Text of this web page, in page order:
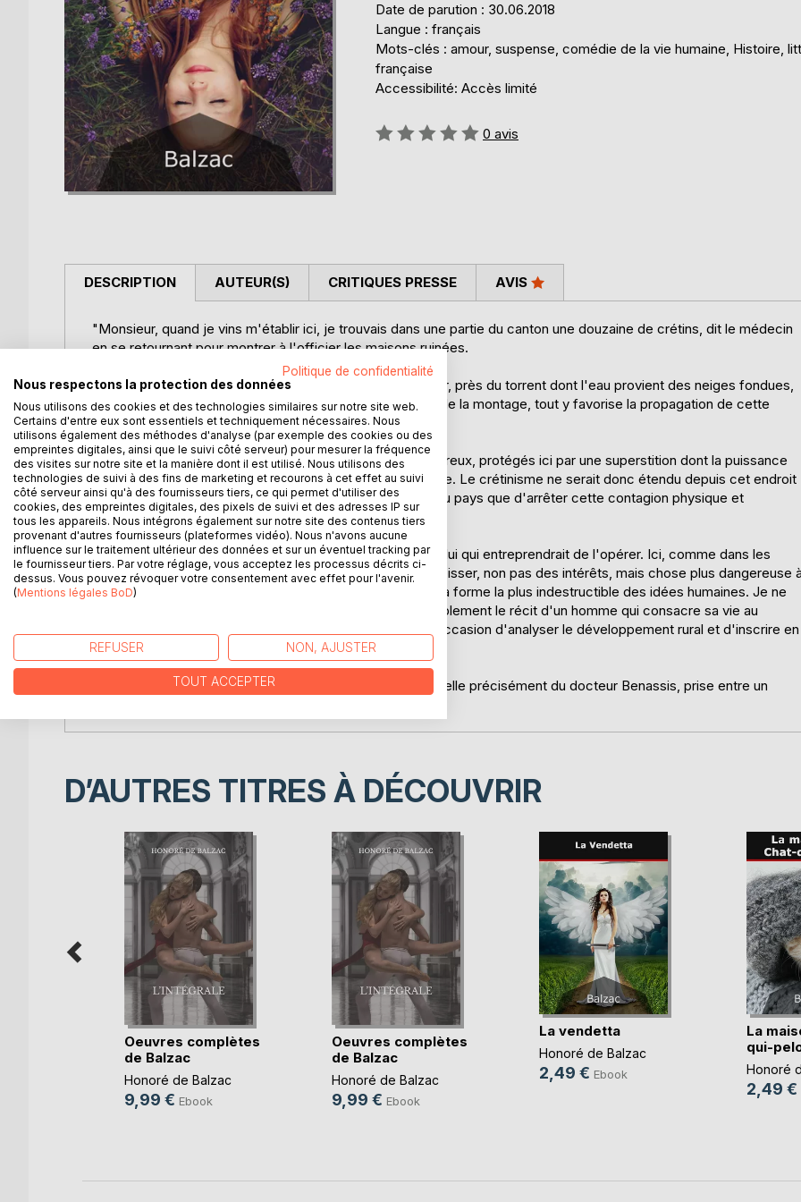
Date de parution : 30.06.2018
Langue : français
Mots-clés : amour, suspense, comédie de la vie humaine, Histoire,
française
Accessibilité: Accès limité
Évaluation:
0 avis
DESCRIPTION
"Monsieur, quand je vins m'établir ici, je trouvais dans une partie du canton une douzaine de crétins, dit le médecin
en se retournant pour montrer à l'officier les maisons ruinées.
La situation de ce hameau dans un fond sans courant d'air, près du torrent dont l'eau provient des neiges fondues,
privé des bienfaits du soleil, qui n'éclaire que le sommet de la montage, tout y favorise la propagation de cette
affreuse maladie.
Les lois ne défendent pas l'accouplement de ces malheureux, protégés ici par une superstition dont la puissance
m'était inconnue, que j'ai d'abord condamné, puis admirée. Le crétinisme ne serait donc étendu depuis cet endroit
jusqu'à la vallée. N'était ce pas rendre un grand service au pays que d'arrêter cette contagion physique et
intellectuelle ?
Malgré son urgence, ce bienfait pouvait coûter la vie à celui qui entreprendrait de l'opérer. Ici, comme dans les
autres sphères sociales, pour accomplir le bien il fallait froisser, non pas des intérêts, mais chose plus dangereuse
manier, des idées religieuses converties en superstition, la forme la plus indestructible des idées humaines. Je ne
m'effrayai de rien." Mais ce roman de 1833 n'est pas simplement le récit d'un homme qui consacre sa vie au
bonheur d'un village, un rénovateur qui donne à Balzac l'occasion d'analyser le développement rural et d'inscrire en
son livre une certaine utopie.
Le Médecin de campagne est aussi une histoire privée, celle précisément du docteur Benassis, prise entre un
AUTEUR(S) CRITIQUES PRESSE AVIS
D’AUTRES TITRES À DÉCOUVRIR
Oeuvres complètes
de Balzac
Honoré de Balzac
9,99 € Ebook
Oeuvres complètes
de Balzac
Honoré de Balzac
9,99 € Ebook
La vendetta
Honoré de Balzac
2,49 € Ebook
La
qui-
Honoré
2,49 €
Politique de confidentialité
Nous respectons la protection des données
Nous utilisons des cookies et des technologies similaires sur notre site web.
Certains d'entre eux sont essentiels et techniquement nécessaires. Nous
utilisons également des méthodes d'analyse (par exemple des cookies ou des
empreintes digitales, ainsi que le suivi côté serveur) pour mesurer la fréquence
des visites sur notre site et la manière dont il est utilisé. Nous utilisons des
technologies de suivi à des fins de marketing et recourons à cet effet au suivi
côté serveur ainsi qu'à des fournisseurs tiers, ce qui permet d'utiliser des
cookies, des empreintes digitales, des pixels de suivi et des adresses IP sur
tous les appareils. Nous intégrons également sur notre site des contenus tiers
provenant d'autres fournisseurs (plateformes vidéo). Nous n'avons aucune
influence sur le traitement ultérieur des données et sur un éventuel tracking par
le fournisseur tiers. Par votre réglage, vous acceptez les processus décrits ci-
dessus. Vous pouvez révoquer votre consentement avec effet pour l'avenir.
(Mentions légales BoD)
REFUSER NON, AJUSTER
TOUT ACCEPTER